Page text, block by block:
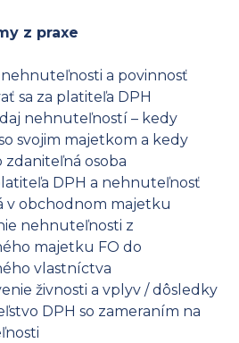
z praxe
nehnuteľnosti a povinnosť
sa za platiteľa DPH
nehnuteľností – kedy
svojim majetkom a kedy
zdaniteľná osoba
DPH a nehnuteľnosť
v obchodnom majetku
nehnuteľnosti z
majetku FO do
vlastníctva
živnosti a vplyv / dôsledky
DPH so zameraním na